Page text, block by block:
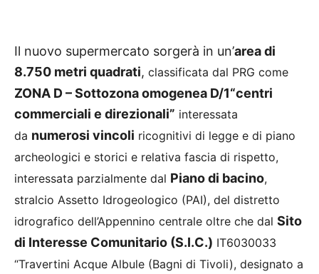
Il nuovo supermercato sorgerà in un’area di
8.750 metri quadrati, classificata dal PRG come
ZONA D – Sottozona omogenea D/1“centri
commerciali e direzionali” interessata
da numerosi vincoli ricognitivi di legge e di piano
archeologici e storici e relativa fascia di rispetto,
interessata parzialmente dal Piano di bacino,
stralcio Assetto Idrogeologico (PAI), del distretto
idrografico dell’Appennino centrale oltre che dal Sito
di Interesse Comunitario (S.I.C.) IT6030033
“Travertini Acque Albule (Bagni di Tivoli), designato a